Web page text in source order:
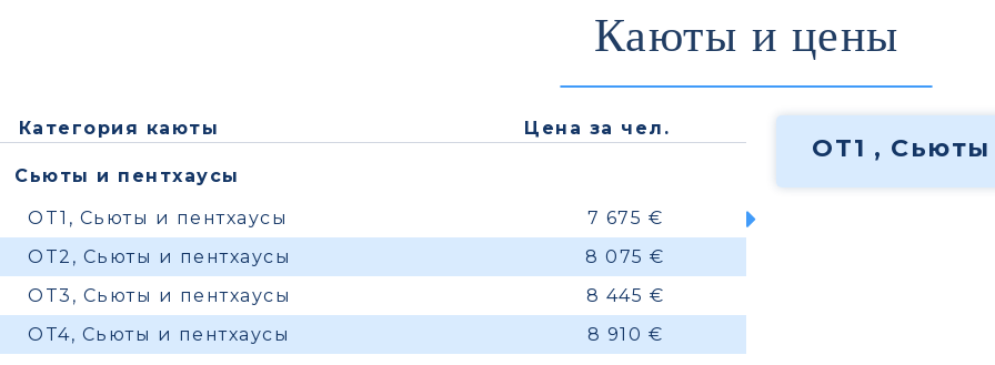
Каюты и цены
Категория каюты Цена за чел.
Сьюты и пентхаусы
OT1, Сьюты и пентхаусы
7 675 €
OT2, Сьюты и пентхаусы
8 075 €
OT3, Сьюты и пентхаусы
8 445 €
OT4, Сьюты и пентхаусы
8 910 €
OT1 ,